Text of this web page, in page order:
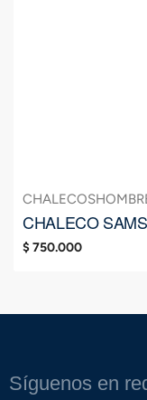
CHALECOS
CHALECO
$750.000
Síguenos en